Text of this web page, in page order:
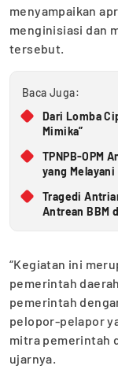
menyampaikan
menginisiasi dan
tersebut.
Baca Juga:
Dari Lomba
Mimika”
TPNPB-OPM
yang Melayani
Tragedi
Antrean BBM
“Kegiatan ini
pemerintah
pemerintah
pelopor-pelapor
mitra pemerintah
ujarnya.